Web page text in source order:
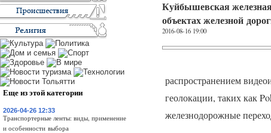
Еще из этой категории
2026-04-26 12:33
Транспортерные ленты: виды, применение
и особенности выбора
Куйбышевская
объектах железной
2016-08-16 19:00
распространением
геолокации, таких как
железнодорожные